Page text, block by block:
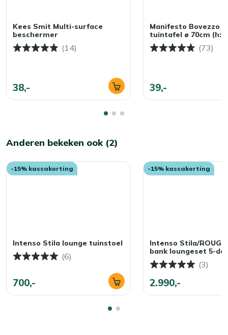
Kees Smit Multi-surface
beschermer
(14)
38,-
Manifesto Bovezzo
tuintafel ø 70cm
(73)
39,-
Anderen bekeken ook (2)
-15% kassakorting
Intenso Stila lounge tuinstoel
(6)
700,-
-15% kassakorting
Intenso Stila/
bank loungeset 5-
(3)
2.990,-